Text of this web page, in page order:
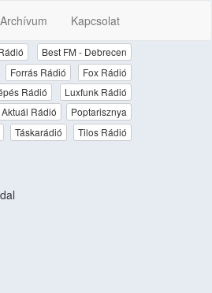
Archívum Kapcsolat
Best FM - Debrecen
Forrás Rádió
Fox Rádió
Rádió
Luxfunk Rádió
Rádió
Poptarisznya
Táskarádió
Tilos Rádió